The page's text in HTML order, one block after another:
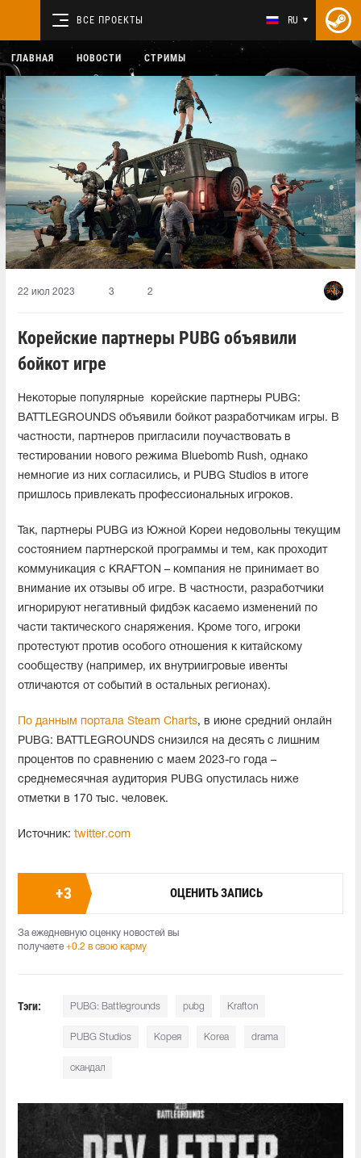
ВСЕ ПРОЕКТЫ RU
ГЛАВНАЯ НОВОСТИ СТРИМЫ
22 июл 2023 3 2
Корейские партнеры PUBG объявили
бойкот игре
Некоторые популярные корейские партнеры PUBG:
BATTLEGROUNDS объявили бойкот разработчикам игры. В
частности, партнеров пригласили поучаствовать в
тестировании нового режима Bluebomb Rush, однако
немногие из них согласились, и PUBG Studios в итоге
пришлось привлекать профессиональных игроков.
Так, партнеры PUBG из Южной Кореи недовольны текущим
состоянием партнерской программы и тем, как проходит
коммуникация с KRAFTON – компания не принимает во
внимание их отзывы об игре. В частности, разработчики
игнорируют негативный фидбэк касаемо изменений по
части тактического снаряжения. Кроме того, игроки
протестуют против особого отношения к китайскому
сообществу (например, их внутриигровые ивенты
отличаются от событий в остальных регионах).
По данным портала Steam Charts, в июне средний онлайн
PUBG: BATTLEGROUNDS снизился на десять с лишним
процентов по сравнению с маем 2023-го года –
среднемесячная аудитория PUBG опустилась ниже
отметки в 170 тыс. человек.
Источник: twitter.com
+3 ОЦЕНИТЬ ЗАПИСЬ
За ежедневную оценку новостей вы
получаете +0.2 в свою карму
Тэги: PUBG: Battlegrounds pubg Krafton
PUBG Studios Корея Korea drama
скандал